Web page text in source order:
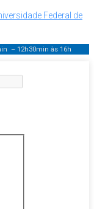
Federal de
– 12h30min às 16h